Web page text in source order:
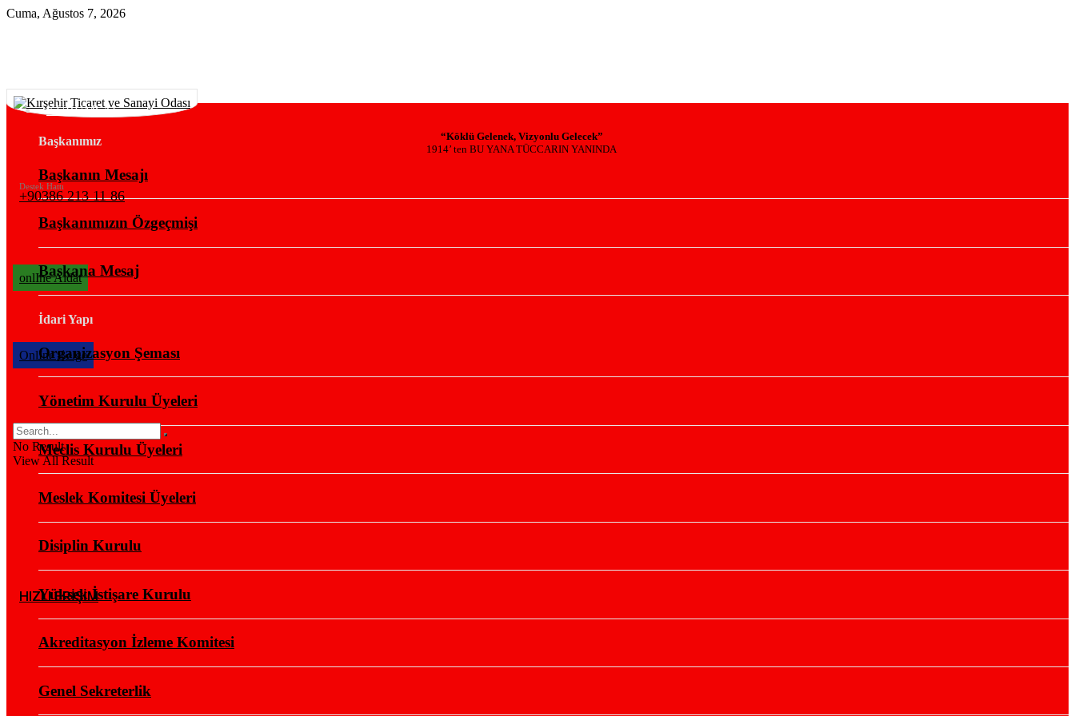
Cuma, Ağustos 7, 2026
“Köklü Gelenek, Vizyonlu Gelecek”
1914’ ten BU YANA TÜCCARIN YANINDA
Destek Hattı
+90386 213 11 86
onlIne Aidat
OnlIne Belge
No Result
View All Result
HIZLI ERİŞİM
KURUMSAL
Başkanımız
Başkanın Mesajı
Başkanımızın Özgeçmişi
Başkana Mesaj
İdari Yapı
Organizasyon Şeması
Yönetim Kurulu Üyeleri
Meclis Kurulu Üyeleri
Meslek Komitesi Üyeleri
Disiplin Kurulu
Yüksek İstişare Kurulu
Akreditasyon İzleme Komitesi
Genel Sekreterlik